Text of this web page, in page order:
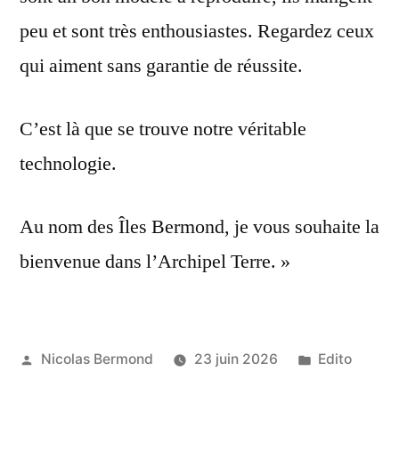
peu et sont très enthousiastes. Regardez ceux
qui aiment sans garantie de réussite.
C’est là que se trouve notre véritable
technologie.
Au nom des Îles Bermond, je vous souhaite la
bienvenue dans l’Archipel Terre. »
Publié
Nicolas Bermond 23 juin 2026
Publié
Edito